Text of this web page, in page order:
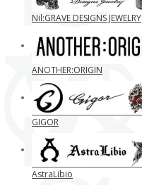
Nil:GRAVE DESIGNS JEWELRY
ANOTHER:ORIGIN
GIGOR
AstraLibio